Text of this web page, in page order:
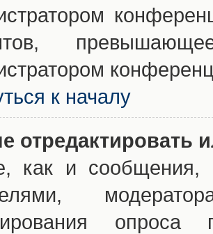
к началу
отредактировать
как и сообщения,
опроса